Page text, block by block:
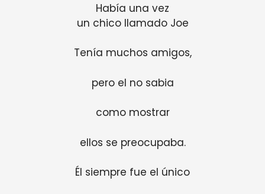
Había una vez
un chico llamado Joe
Tenía muchos amigos,
pero el no sabia
como mostrar
ellos se preocupaba.
Él siempre fue el único